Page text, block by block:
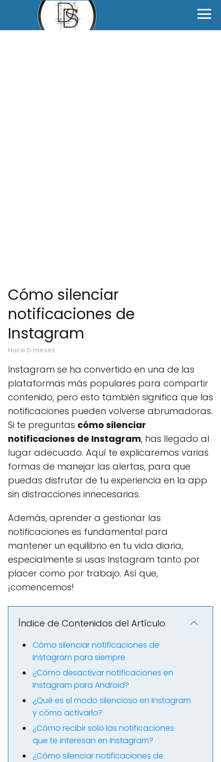
Cómo silenciar
notificaciones de
Instagram
hace 5 meses
Instagram se ha convertido en una de las
plataformas más populares para compartir
contenido, pero esto también significa que las
notificaciones pueden volverse abrumadoras.
Si te preguntas cómo silenciar
notificaciones de Instagram, has llegado al
lugar adecuado. Aquí te explicaremos varias
formas de manejar las alertas, para que
puedas disfrutar de tu experiencia en la app
sin distracciones innecesarias.
Además, aprender a gestionar las
notificaciones es fundamental para
mantener un equilibrio en tu vida diaria,
especialmente si usas Instagram tanto por
placer como por trabajo. Así que,
¡comencemos!
Índice de Contenidos del Artículo
Cómo silenciar notificaciones de
Instagram para siempre
¿Cómo desactivar notificaciones en
Instagram para Android?
¿Qué es el modo silencioso en Instagram
y cómo activarlo?
¿Cómo recibir solo las notificaciones
que te interesan en Instagram?
¿Cómo silenciar notificaciones de